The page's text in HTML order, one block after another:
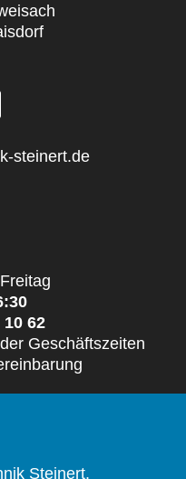
steinert.de
10 62
Geschäftszeiten
Steinert.